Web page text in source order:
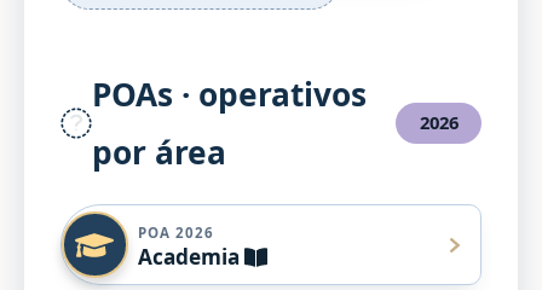
POAs · operativos
por área
2026
POA 2026
Academia